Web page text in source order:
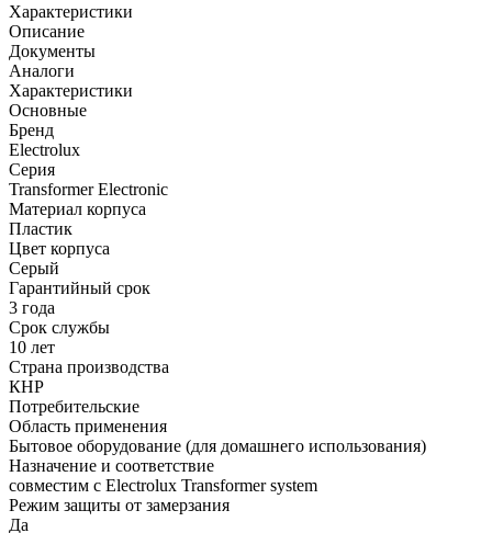
Характеристики
Описание
Документы
Аналоги
Характеристики
Основные
Бренд
Electrolux
Серия
Transformer Electronic
Материал корпуса
Пластик
Цвет корпуса
Серый
Гарантийный срок
3 года
Срок службы
10 лет
Страна производства
КНР
Потребительские
Область применения
Бытовое оборудование (для домашнего использования)
Назначение и соответствие
совместим с Electrolux Transformer system
Режим защиты от замерзания
Да